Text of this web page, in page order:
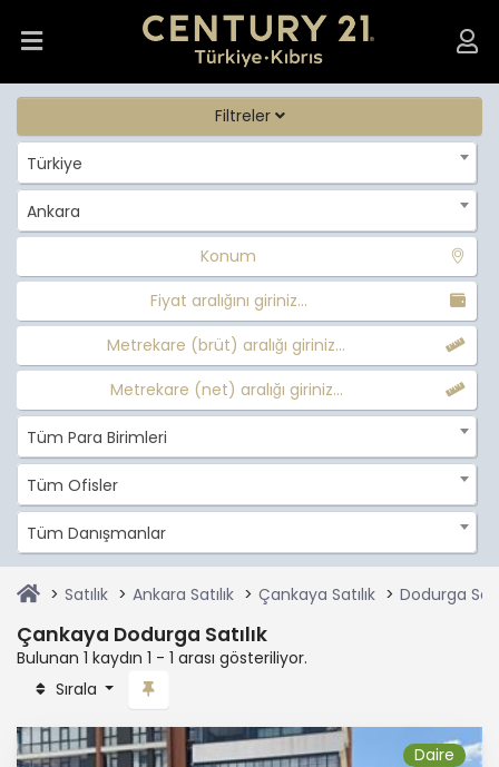
Filtreler
Türkiye
Ankara
Konum
Fiyat aralığını giriniz...
Metrekare (brüt) aralığı giriniz...
Metrekare (net) aralığı giriniz...
Tüm Para Birimleri
Tüm Ofisler
Tüm Danışmanlar
Satılık Ankara Satılık Çankaya Satılık Dodurga
Çankaya Dodurga Satılık
Bulunan 1 kaydın 1 - 1 arası gösteriliyor.
Sırala
Daire